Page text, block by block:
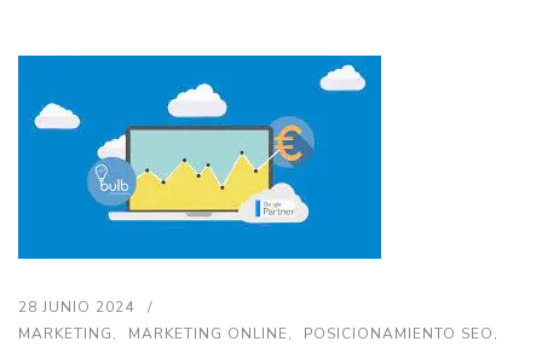
28 JUNIO 2024
MARKETING
MARKETING ONLINE POSICIONAMIENTO SEO